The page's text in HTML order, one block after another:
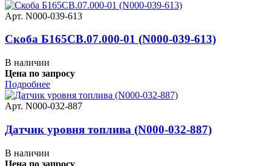
Арт. N000-039-613
Скоба Б165СВ.07.000-01 (N000-039-613)
В наличии
Цена по запросу
Подробнее
Арт. N000-032-887
Датчик уровня топлива (N000-032-887)
В наличии
Цена по запросу